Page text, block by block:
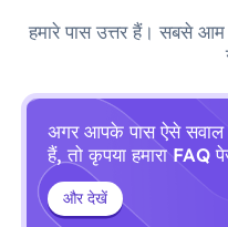
हमारे पास उत्तर हैं। सबसे
अगर आपके पास ऐसे सवाल
हैं, तो कृपया हमारा FAQ
और देखें